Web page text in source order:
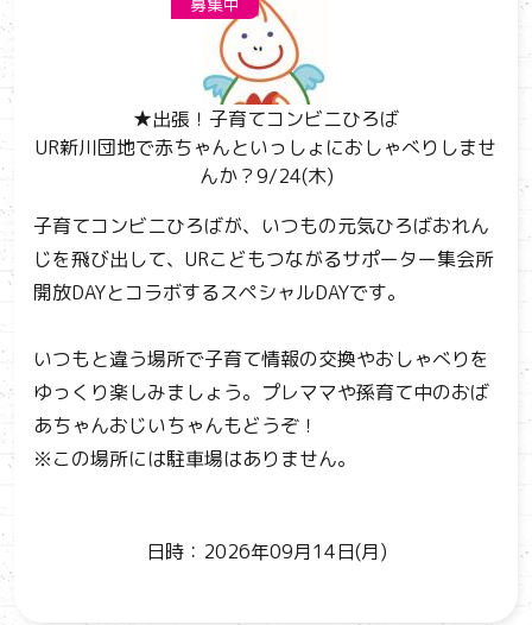
★出張！子育てコンビニひろば
UR新川団地で赤ちゃんといっしょにおしゃべりしませ
んか？9/24(木)
子育てコンビニひろばが、いつもの元気ひろばおれん
じを飛び出して、URこどもつながるサポーター集会所
開放DAYとコラボするスペシャルDAYです。
いつもと違う場所で子育て情報の交換やおしゃべりを
ゆっくり楽しみましょう。プレママや孫育て中のおば
あちゃんおじいちゃんもどうぞ！
※この場所には駐車場はありません。
日時：2026年09月14日(月)